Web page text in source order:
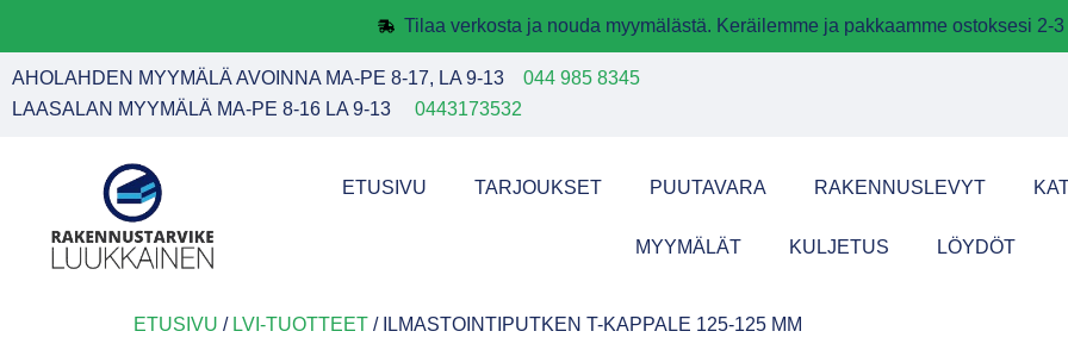
Tilaa verkosta ja nouda myymälästä. Keräilemme ja pakkaamme ostoksesi 2-
AHOLAHDEN MYYMÄLÄ AVOINNA MA-PE 8-17, LA 9-13 044 985 8345
LAASALAN MYYMÄLÄ MA-PE 8-16 LA 9-13
0443173532
ETUSIVU TARJOUKSET PUUTAVARA RAKENNUSLEVYT
MYYMÄLÄT KULJETUS LÖYDÖT
ETUSIVU / LVI-TUOTTEET / ILMASTOINTIPUTKEN T-KAPPALE 125-125 MM